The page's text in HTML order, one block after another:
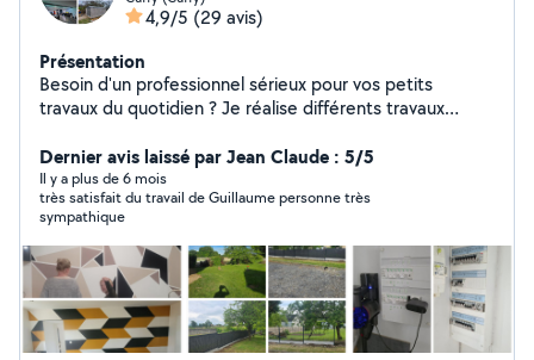
4,9/5 (29 avis)
Présentation
Besoin d'un professionnel sérieux pour vos petits
travaux du quotidien ? Je réalise différents travaux
plomberie _ Petite électricité/ dépannage _ Montage de
meubles / pose cuisine _ Travaux intérieur ( peinture,
placo, finissions...) _ Réparations électroménager _
Diagnostic et dépannage ( compresseur, équipement...)
Travail soigné, conseils adaptés et solutions au cas par
cas. Disponible en fonction de vos besoins et de nos
disponibilités respectives. Secteur: Cuffy , Nevers et
alentours. N'hésitez pas a me contacter pour en
discuter
Dernier avis laissé par Jean Claude : 5/5
Il y a plus de 6 mois
très satisfait du travail de Guillaume personne très
sympathique